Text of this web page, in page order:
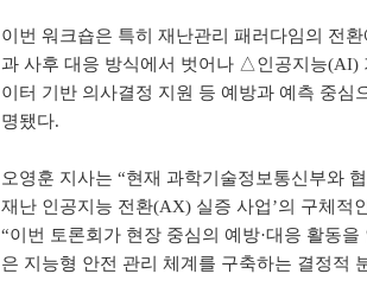
이번 워크숍은 특히 재난관리 패러다임의 전
과 사후 대응 방식에서 벗어나 △인공지능(AI)
이터 기반 의사결정 지원 등 예방과 예측 중심
명됐다.
오영훈 지사는 “현재 과학기술정보통신부와
재난 인공지능 전환(AX) 실증 사업’의 구체적
“이번 토론회가 현장 중심의 예방·대응 활동을
은 지능형 안전 관리 체계를 구축하는 결정적